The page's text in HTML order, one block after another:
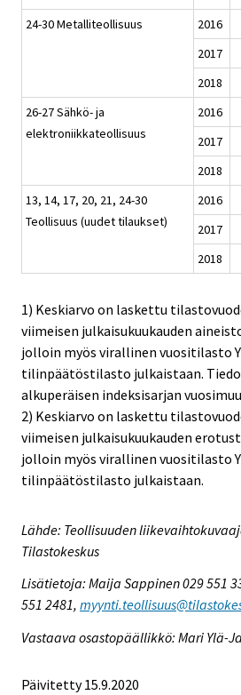
24-30 Metalliteollisuus
2016
2017
2018
26-27 Sähkö- ja
elektroniikkateollisuus
2016
2017
2018
13, 14, 17, 20, 21, 24-30
Teollisuus (uudet tilaukset)
2016
2017
2018
1) Keskiarvo on laskettu
viimeisen julkaisukuukauden
jolloin myös virallinen vuositilasto
tilinpäätöstilasto julkaistaan.
alkuperäisen indeksisarjan
2) Keskiarvo on laskettu
viimeisen julkaisukuukauden
jolloin myös virallinen vuositilasto
tilinpäätöstilasto julkaistaan.
Lähde: Teollisuuden
Tilastokeskus
Lisätietoja: Maija Sappinen 029 551
551 2481,
Vastaava osastopäällikkö: Mari Ylä-
Päivitetty 15.9.2020